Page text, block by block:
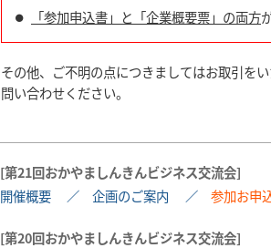
「参加申込書」と「企業概要票」の両方
その他、ご不明の点につきましてはお取引を
問い合わせください。
第21回おかやましんきんビジネス交流会
開催概要
企画のご案内 参加お申
第20回おかやましんきんビジネス交流会